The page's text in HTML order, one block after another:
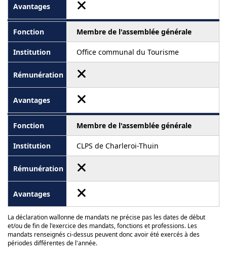
Membre de l'assemblée générale
Office communal du Tourisme
Membre de l'assemblée générale
CLPS de Charleroi-Thuin
La déclaration wallonne de mandats ne précise pas les dates de début
et/ou de fin de l'exercice des mandats, fonctions et professions. Les
mandats renseignés ci-dessus peuvent donc avoir été exercés à des
périodes différentes de l'année.